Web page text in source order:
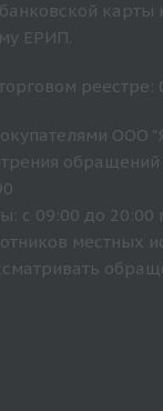
карты
ЕРИП.
реестре:
ООО
с 09:00 до 20:00
местных